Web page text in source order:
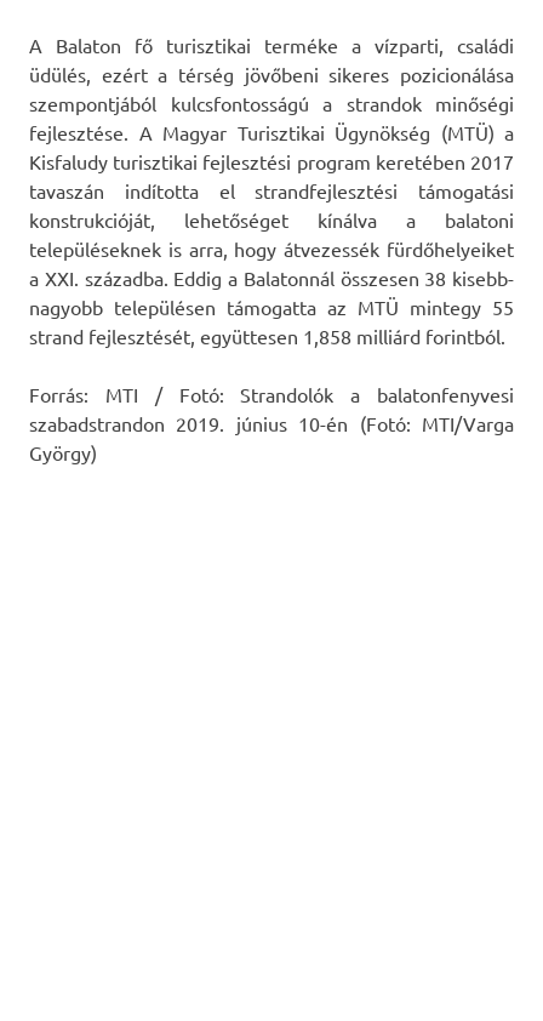
A Balaton fő turisztikai terméke a vízparti, családi
üdülés, ezért a térség jövőbeni sikeres pozicionálása
szempontjából kulcsfontosságú a strandok minőségi
fejlesztése. A Magyar Turisztikai Ügynökség (MTÜ) a
Kisfaludy turisztikai fejlesztési program keretében 2017
tavaszán indította el strandfejlesztési támogatási
konstrukcióját, lehetőséget kínálva a balatoni
településeknek is arra, hogy átvezessék fürdőhelyeiket
a XXI. századba. Eddig a Balatonnál összesen 38 kisebb-
nagyobb településen támogatta az MTÜ mintegy 55
strand fejlesztését, együttesen 1,858 milliárd forintból.
Forrás: MTI / Fotó: Strandolók a balatonfenyvesi
szabadstrandon 2019. június 10-én (Fotó: MTI/Varga
György)